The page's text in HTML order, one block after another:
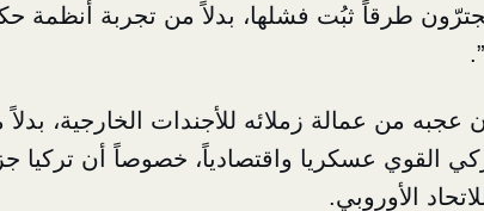
طرقاً ثبُت فشلها، بدلاً من تجربة أنظمة
عجبه من عمالة زملائه للأجندات الخارجية،
القوي عسكريا واقتصادياً، خصوصاً أن تركيا
الأوروبي.